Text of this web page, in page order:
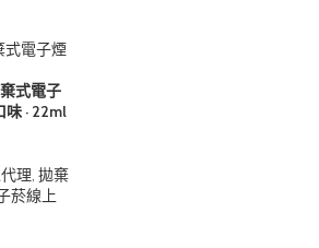
式電子
味 · 22ml
理, 拋棄
菸線上